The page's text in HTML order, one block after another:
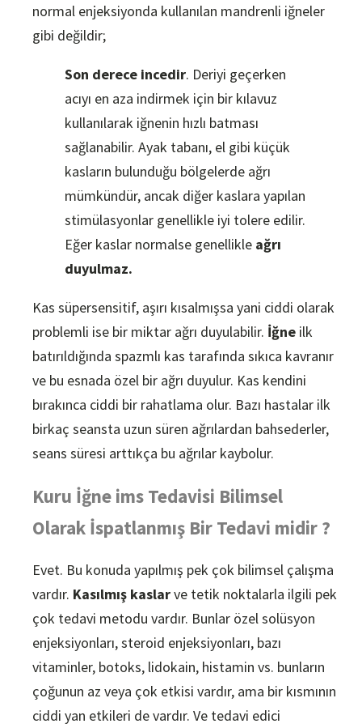
normal enjeksiyonda kullanılan mandrenli iğneler
gibi değildir;
Son derece incedir. Deriyi geçerken
acıyı en aza indirmek için bir kılavuz
kullanılarak iğnenin hızlı batması
sağlanabilir. Ayak tabanı, el gibi küçük
kasların bulunduğu bölgelerde ağrı
mümkündür, ancak diğer kaslara yapılan
stimülasyonlar genellikle iyi tolere edilir.
Eğer kaslar normalse genellikle ağrı
duyulmaz.
Kas süpersensitif, aşırı kısalmışsa yani ciddi olarak
problemli ise bir miktar ağrı duyulabilir. İğne ilk
batırıldığında spazmlı kas tarafında sıkıca kavranır
ve bu esnada özel bir ağrı duyulur. Kas kendini
bırakınca ciddi bir rahatlama olur. Bazı hastalar ilk
birkaç seansta uzun süren ağrılardan bahsederler,
seans süresi arttıkça bu ağrılar kaybolur.
Kuru İğne ims Tedavisi Bilimsel
Olarak İspatlanmış Bir Tedavi midir ?
Evet. Bu konuda yapılmış pek çok bilimsel çalışma
vardır. Kasılmış kaslarve tetik noktalarla ilgili pek
çok tedavi metodu vardır. Bunlar özel solüsyon
enjeksiyonları, steroid enjeksiyonları, bazı
vitaminler, botoks, lidokain, histamin vs. bunların
çoğunun az veya çok etkisi vardır, ama bir kısmının
ciddi yan etkileri de vardır. Ve tedavi edici